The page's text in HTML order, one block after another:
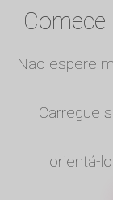
Comece
Não espere
Carregue
orientá-